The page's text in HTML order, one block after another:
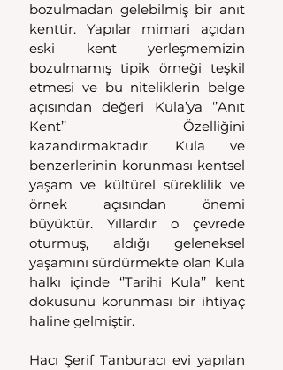
bozulmadan gelebilmiş bir anıt
kenttir. Yapılar mimari açıdan
eski kent yerleşmemizin
bozulmamış tipik örneği teşkil
etmesi ve bu niteliklerin belge
açısından değeri Kula’ya ‘’Anıt
Kent’’ Özelliğini
kazandırmaktadır. Kula ve
benzerlerinin korunması kentsel
yaşam ve kültürel süreklilik ve
örnek açısından önemi
büyüktür. Yıllardır o çevrede
oturmuş, aldığı geleneksel
yaşamını sürdürmekte olan Kula
halkı içinde ‘’Tarihi Kula’’ kent
dokusunu korunması bir ihtiyaç
haline gelmiştir.
Hacı Şerif Tanburacı evi yapılan